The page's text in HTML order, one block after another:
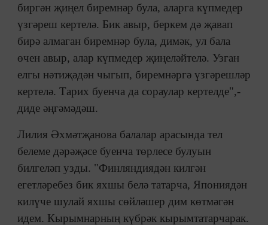
биргән җиңел биремнәр була, аларга күпмедер
үзгәреш кертелә. Бик авыр, беркем дә җавап
бирә алмаган биремнәр була, димәк, ул бала
өчен авыр, алар күпмедер җиңеләйтелә. Узган
елгы нәтиҗәдән чыгып, биремнәргә үзгәрешләр
кертелә. Тарих буенча да сораулар кертелде",-
диде әңгәмәдәш.
Лилия Әхмәтҗанова балалар арасында тел
белеме дәрәҗәсе буенча төрлесе булуын
билгеләп узды. "Финляндиядән килгән
егетләребез бик яхшы белә татарча, Япониядән
килүче шулай яхшы сөйләшер дим көтмәгән
идем. Кырымнарның күбрәк кырымтатарчарак.